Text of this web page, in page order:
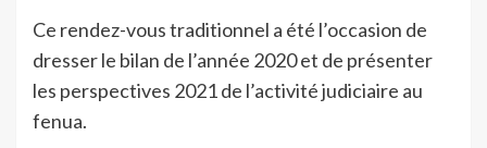
Ce rendez-vous traditionnel a été l’occasion de
dresser le bilan de l’année 2020 et de présenter
les perspectives 2021 de l’activité judiciaire au
fenua.